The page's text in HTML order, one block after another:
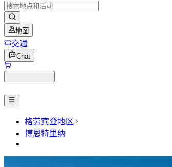
地图
交通
Chat
格劳宾登地区
博恩特里纳